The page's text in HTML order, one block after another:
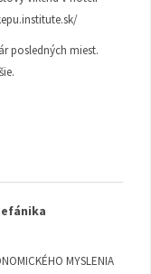
posledných miest.
MYSLENIA